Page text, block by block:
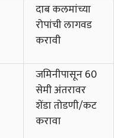
दाब कलमांच्या
रोपांची लागवड
करावी
जमिनीपासून 60
सेमी अंतरावर
शेंडा तोडणी/कट
करावा